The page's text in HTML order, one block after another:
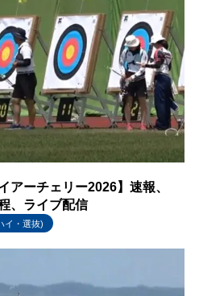
アーチェリー2026】速報、
、ライブ配信
イ・選抜)